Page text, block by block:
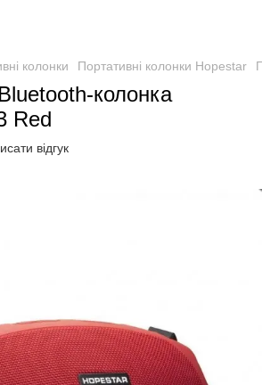
колонки Портативні колонки Hopestar
колонка
Red
відгук